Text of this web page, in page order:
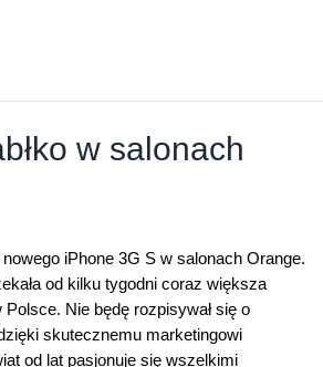
w salonach
iPhone 3G S w salonach Orange.
od kilku tygodni coraz większa
Nie będę rozpisywał się o
skutecznemu marketingowi
od lat pasjonuje się wszelkimi